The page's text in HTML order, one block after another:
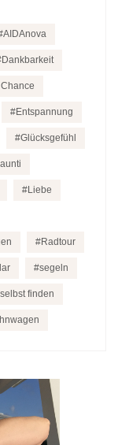
AIDAnova
Dankbarkeit
Entspannung
Glücksgefühl
Liebe
Radtour
segeln
finden